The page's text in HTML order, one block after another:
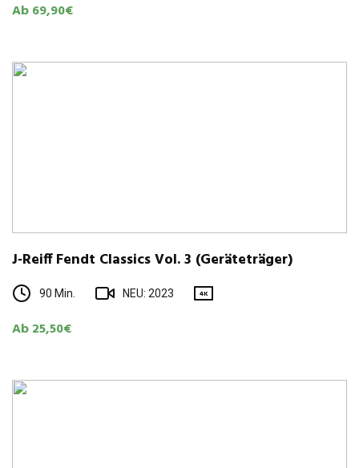
Ab 69,90€
J‑Reiff Fendt Clas­sics Vol. 3 (Gerä­te­trä­ger)
90 Min. NEU: 2023 4K
Ab 25,50€